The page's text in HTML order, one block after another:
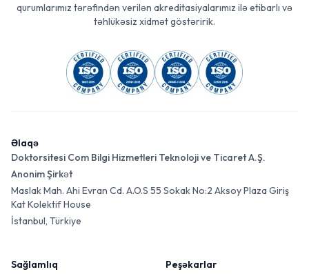
qurumlarımız tərəfindən verilən akreditasiyalarımız ilə etibarlı və
təhlükəsiz xidmət göstəririk.
Əlaqə
Doktorsitesi Com Bilgi Hizmetleri Teknoloji ve Ticaret A.Ş.
Anonim Şirkət
Maslak Mah. Ahi Evran Cd. A.O.S 55 Sokak No:2 Aksoy Plaza Giriş
Kat Kolektif House
İstanbul, Türkiye
Sağlamlıq
Peşəkarlar